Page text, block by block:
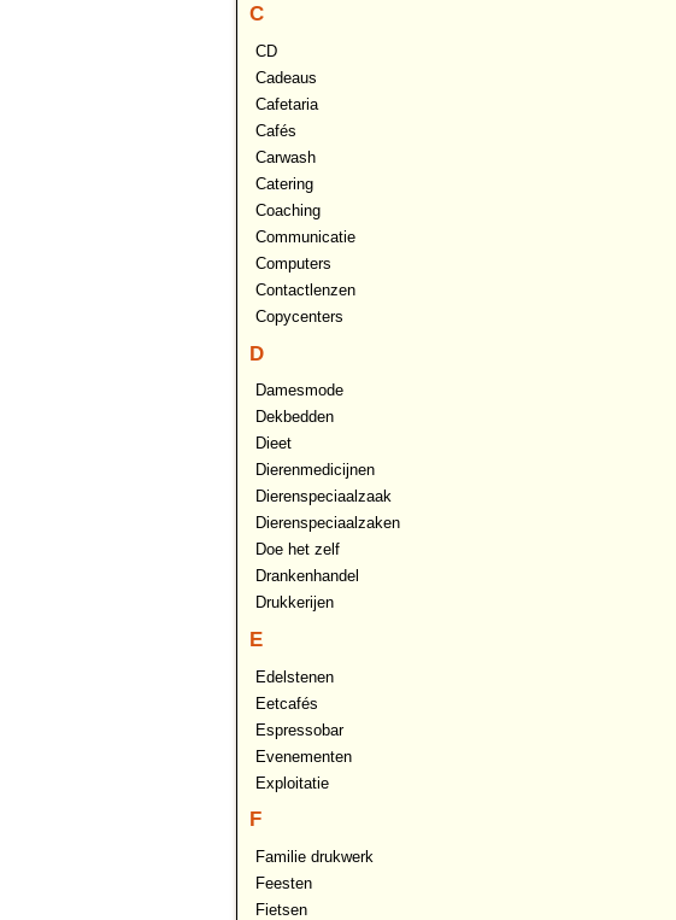
C
CD
Cadeaus
Cafetaria
Cafés
Carwash
Catering
Coaching
Communicatie
Computers
Contactlenzen
Copycenters
D
Damesmode
Dekbedden
Dieet
Dierenmedicijnen
Dierenspeciaalzaak
Dierenspeciaalzaken
Doe het zelf
Drankenhandel
Drukkerijen
E
Edelstenen
Eetcafés
Espressobar
Evenementen
Exploitatie
F
Familie drukwerk
Feesten
Fietsen